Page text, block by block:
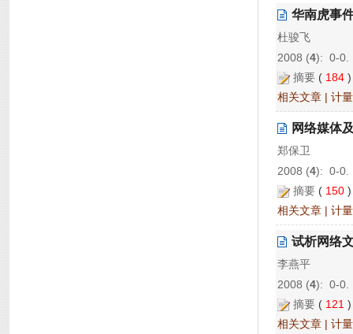
华南虎事
杜骏飞
2008 (4): 0-0.
摘要 ( 184
相关文章 | 计
网络媒体
郑保卫
2008 (4): 0-0.
摘要 ( 150
相关文章 | 计
试析网络
李燕平
2008 (4): 0-0.
摘要 ( 121
相关文章 | 计